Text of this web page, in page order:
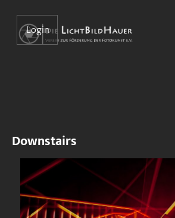
Login
Downstairs